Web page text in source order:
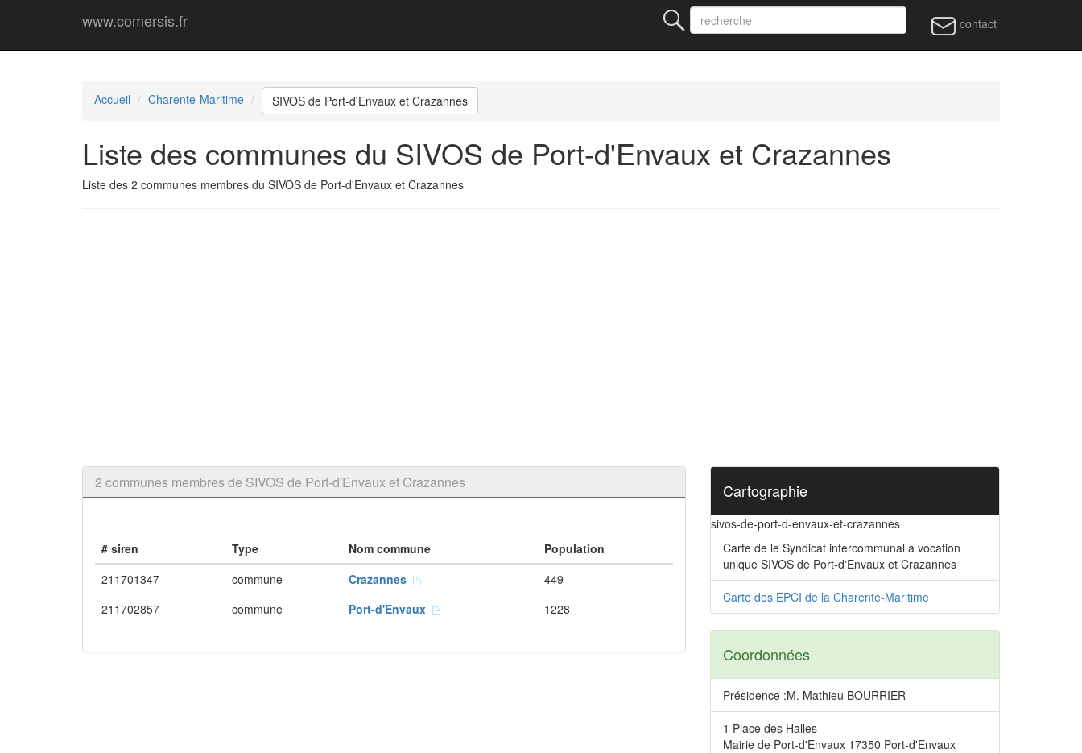
www.comersis.fr contact
Accueil Charente-Maritime SIVOS de Port-d'Envaux et Crazannes
Liste des communes du SIVOS de Port-d'Envaux et Crazannes
Liste des 2 communes membres du SIVOS de Port-d'Envaux et Crazannes
2 communes membres de SIVOS de Port-d'Envaux et Crazannes
# siren Type Nom commune
Population
211701347
commune Crazannes
449
211702857
commune Port-d'Envaux 1228
Cartographie
sivos-de-port-d-envaux-et-crazannes
Carte de le Syndicat intercommunal à vocation
unique SIVOS de Port-d'Envaux et Crazannes
Carte des EPCI de la Charente-Maritime
Coordonnées
Présidence :M. Mathieu BOURRIER
1 Place des Halles
Mairie de Port-d'Envaux 17350 Port-d'Envaux